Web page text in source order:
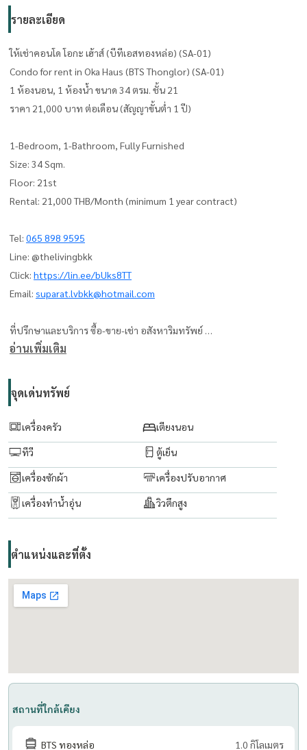
รายละเอียด
ให้เช่าคอนโด โอกะ เฮ้าส์ (บีทีเอสทองหล่อ) (SA-01)
Condo for rent in Oka Haus (BTS Thonglor) (SA-01)
1 ห้องนอน, 1 ห้องน้ำ ขนาด 34 ตรม. ​ชั้น 21
ราคา 21,000 บาท ต่อเดือน (สัญญาขั้นต่ำ 1 ปี)
1-Bedroom, 1-Bathroom, Fully Furnished
Size: 34 Sqm.
Floor: 21st
Rental: 21,000 THB/Month (minimum 1 year contract)
Tel: 065 898 9595
Line: @thelivingbkk
Click: https://lin.ee/bUks8TT
Email: suparat.lvbkk@hotmail.com
ที่ปรึกษาและบริการ ซื้อ-ขาย-เช่า อสังหาริมทรัพย์
The Living Bangkok Co., Ltd.
อ่านเพิ่มเติม
จุดเด่นทรัพย์
เครื่องครัว เตียงนอน
ทีวี ตู้เย็น
เครื่องซักผ้า เครื่องปรับอากาศ
เครื่องทำน้ำอุ่น วิวตึกสูง
ตำแหน่งและที่ตั้ง
สถานที่ใกล้เคียง
BTS ทองหล่อ 1.0 กิโลเมตร